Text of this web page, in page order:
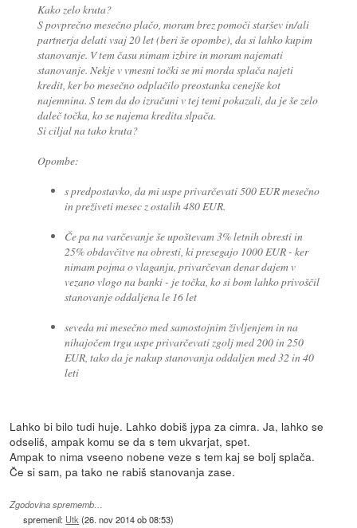
Kako zelo kruta?
S povprečno mesečno plačo, moram brez pomoči staršev in/ali
partnerja delati vsaj 20 let (beri še opombe), da si lahko kupim
stanovanje. V tem času nimam izbire in moram najemati
stanovanje. Nekje v vmesni točki se mi morda splača najeti
kredit, ker bo mesečno odplačilo preostanka cenejše kot
najemnina. S tem da do izračuni v tej temi pokazali, da je še zelo
daleč točka, ko se najema kredita slpača.
Si ciljal na tako kruta?
Opombe:
s predpostavko, da mi uspe privarčevati 500 EUR mesečno
in preživeti mesec z ostalih 480 EUR.
Če pa na varčevanje še upoštevam 3% letnih obresti in
25% obdavčitve na obresti, ki presegajo 1000 EUR - ker
nimam pojma o vlaganju, privarčevan denar dajem v
vezano vlogo na banki - je točka, ko si bom lahko privoščil
stanovanje oddaljena le 16 let
seveda mi mesečno med samostojnim življenjem in na
nihajočem trgu uspe privarčevati zgolj med 200 in 250
EUR, tako da je nakup stanovanja oddaljen med 32 in 40
leti
Lahko bi bilo tudi huje. Lahko dobiš jypa za cimra. Ja, lahko se
odseliš, ampak komu se da s tem ukvarjat, spet.
Ampak to nima vseeno nobene veze s tem kaj se bolj splača.
Če si sam, pa tako ne rabiš stanovanja zase.
Zgodovina sprememb…
spremenil: Utk (26. nov 2014 ob 08:53)